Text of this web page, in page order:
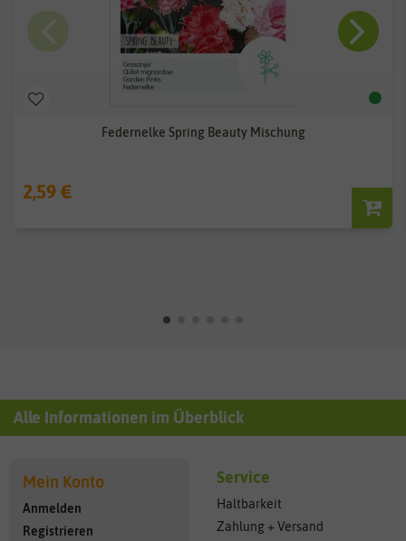
Federnelke Spring Beauty Mischung
2,59 €
Alle Informationen im Überblick
Mein Konto
Anmelden
Registrieren
Service
Haltbarkeit
Zahlung + Versand